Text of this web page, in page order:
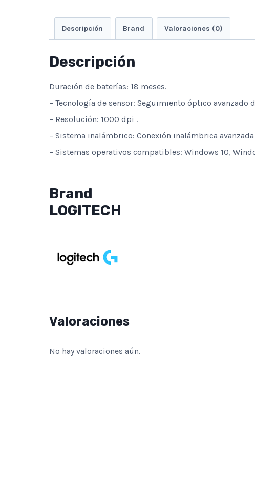
Descripción Brand Valoraciones (0)
Descripción
Duración de baterías: 18 meses.
– Tecnología de sensor: Seguimiento óptico avanzado
– Resolución: 1000 dpi .
– Sistema inalámbrico: Conexión inalámbrica avanzada
– Sistemas operativos compatibles: Windows 10,
Brand
LOGITECH
Valoraciones
No hay valoraciones aún.